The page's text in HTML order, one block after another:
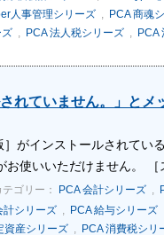
人事管理シリーズ, PCA 商魂
, PCA 法人税シリーズ, PCA
ていません。」とメ
がインストールされてい
使いいただけません。 ［
テゴリー： PCA 会計シリーズ,
計シリーズ, PCA 給与シリーズ
資産シリーズ, PCA 消費税シリ